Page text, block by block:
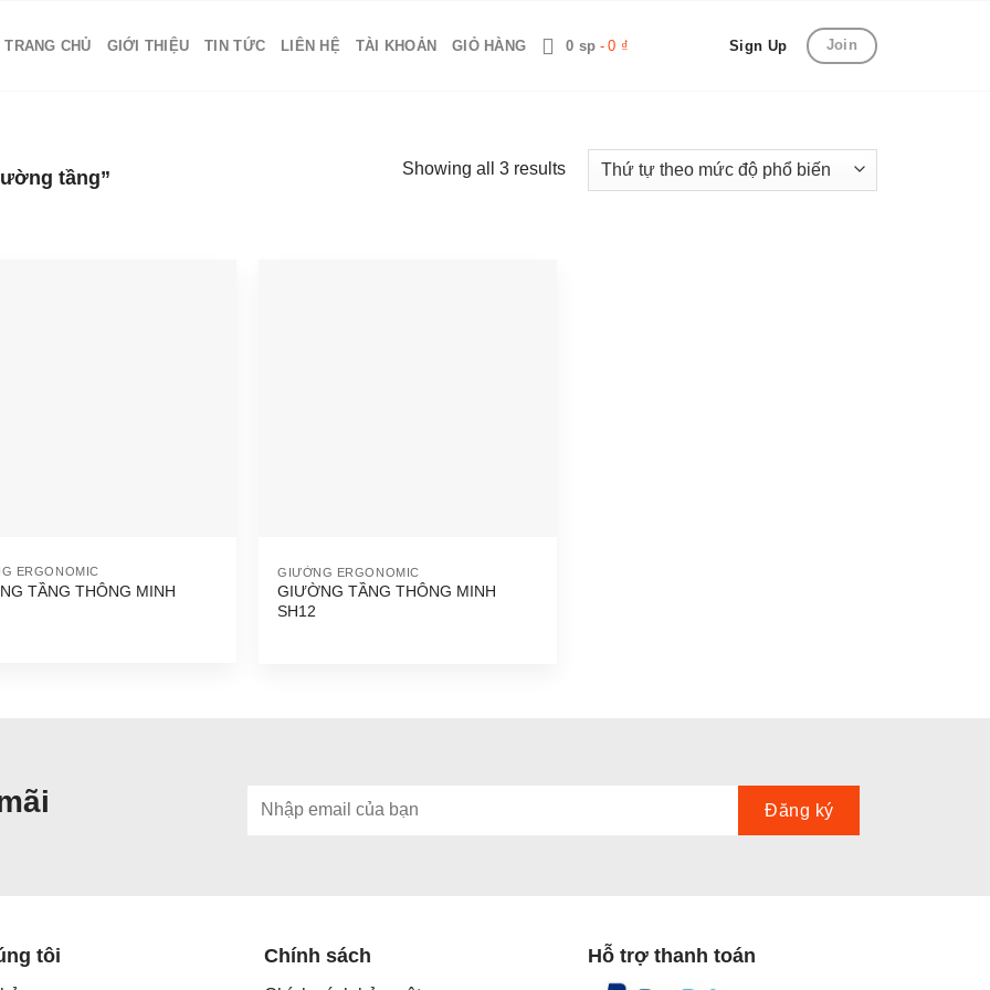
TRANG CHỦ GIỚI THIỆU TIN TỨC LIÊN HỆ TÀI KHOẢN GIỎ HÀNG 0 sp 0 ₫ Sign Up Join
tầng” Showing all 3 results
ERGONOMIC
TẦNG THÔNG MINH
GIƯỜNG ERGONOMIC
GIƯỜNG TẦNG THÔNG MINH
SH12
tôi Chính sách Hỗ trợ thanh toán